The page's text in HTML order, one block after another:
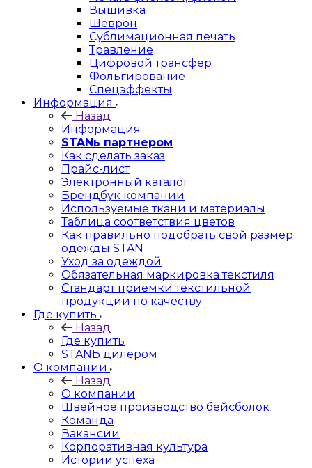
Вышивка
Шеврон
Сублимационная печать
Травление
Цифровой трансфер
Фольгирование
Спецэффекты
Информация
Назад
Информация
STANь партнером
Как сделать заказ
Прайс-лист
Электронный каталог
Брендбук компании
Используемые ткани и материалы
Таблица соответствия цветов
Как правильно подобрать свой размер
одежды STAN
Уход за одеждой
Обязательная маркировка текстиля
Стандарт приемки текстильной
продукции по качеству
Где купить
Назад
Где купить
STANЬ дилером
О компании
Назад
О компании
Швейное производство бейсболок
Команда
Вакансии
Корпоративная культура
Истории успеха